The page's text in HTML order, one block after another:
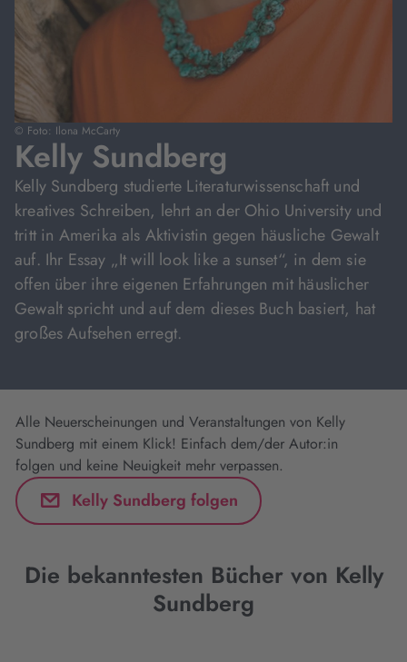
© Foto: Ilona McCarty
Kelly Sundberg
Kelly Sundberg studierte Literaturwissenschaft und
kreatives Schreiben, lehrt an der Ohio University und
tritt in Amerika als Aktivistin gegen häusliche Gewalt
auf. Ihr Essay „It will look like a sunset“, in dem sie
offen über ihre eigenen Erfahrungen mit häuslicher
Gewalt spricht und auf dem dieses Buch basiert, hat
großes Aufsehen erregt.
Alle Neuerscheinungen und Veranstaltungen von Kelly
Sundberg mit einem Klick! Einfach dem/der Autor:in
folgen und keine Neuigkeit mehr verpassen.
Kelly Sundberg folgen
Die bekanntesten Bücher von Kelly
Sundberg